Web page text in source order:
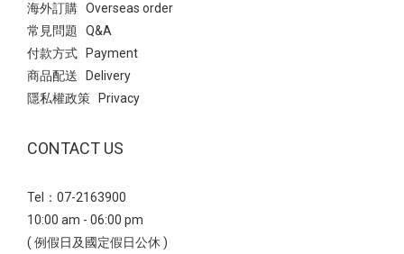
海外訂購 Overseas order
常見問題 Q&A
付款方式 Payment
商品配送 Delivery
隱私權政策 Privacy
CONTACT US
Tel：07-2163900
10:00 am - 06:00 pm
( 例假日及國定假日公休 )